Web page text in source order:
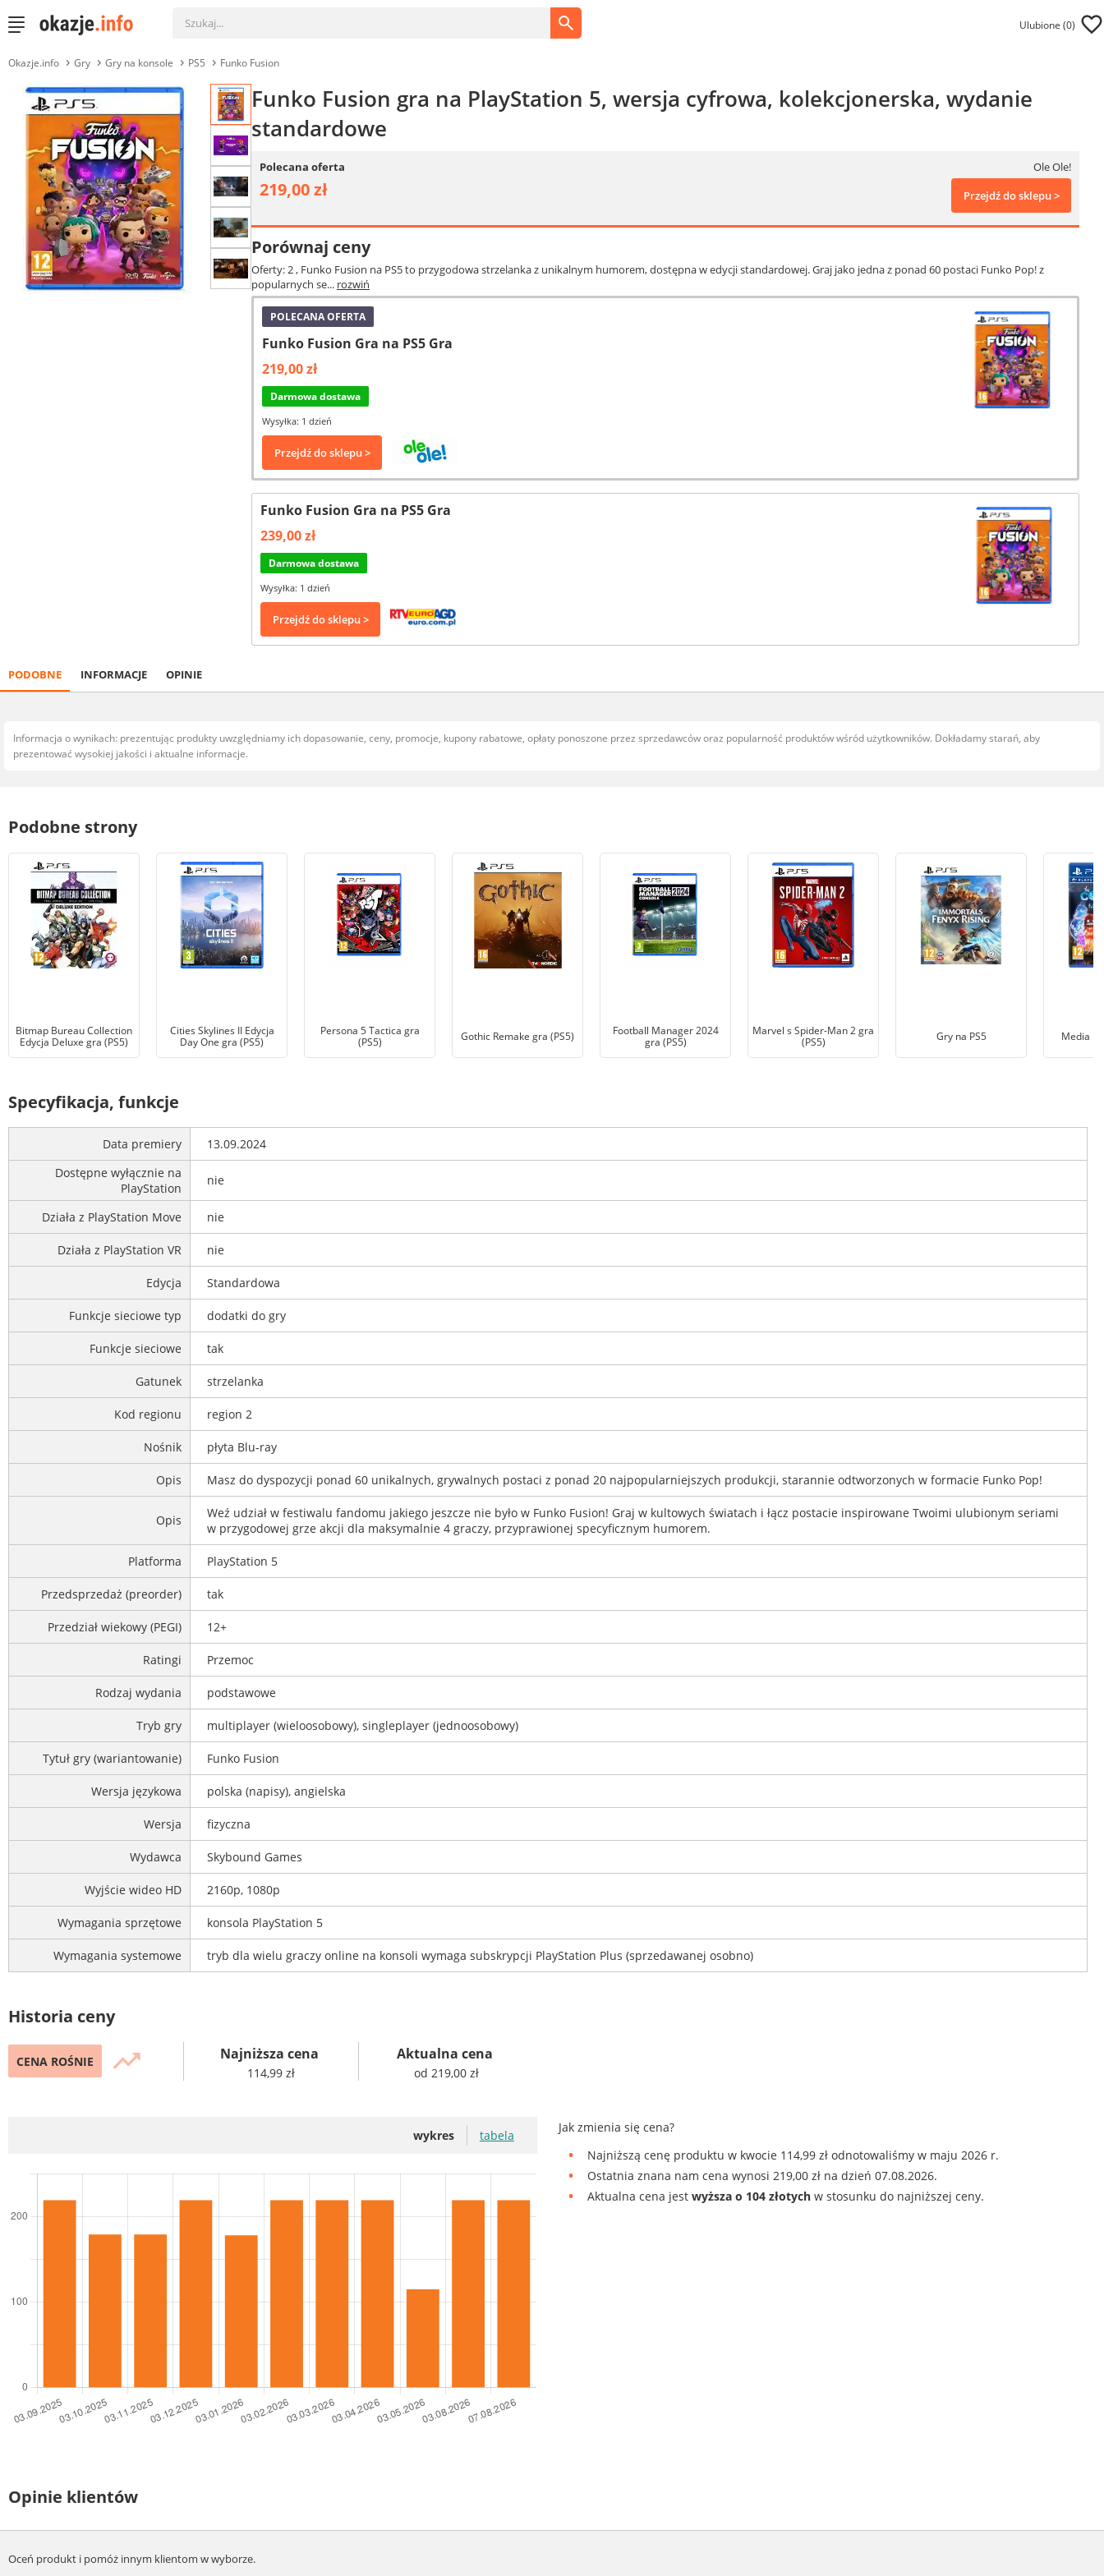
Ulubione (0)
Okazje.info Gry Gry na konsole PS5 Funko Fusion
Funko Fusion gra na PlayStation 5, wersja cyfrowa, kolekcjonerska, wydanie
standardowe
Polecana oferta Ole Ole!
219,00 zł Przejdź do sklepu >
Porównaj ceny
Oferty: 2, Funko Fusion na PS5 to przygodowa strzelanka z unikalnym humorem, dostępna w edycji standardowej. Graj jako jedna z ponad 60 postaci Funko Pop! z
popularnych se... rozwiń
POLECANA OFERTA
Funko Fusion Gra na PS5 Gra
219,00 zł
Darmowa dostawa
Wysyłka: 1 dzień
Przejdź do sklepu >
Funko Fusion Gra na PS5 Gra
239,00 zł
Darmowa dostawa
Wysyłka: 1 dzień
Przejdź do sklepu >
PODOBNE INFORMACJE OPINIE
Informacja o wynikach: prezentując produkty uwzględniamy ich dopasowanie, ceny, promocje, kupony rabatowe, opłaty ponoszone przez sprzedawców oraz popularność produktów wśród użytkowników. Dokładamy starań, aby
prezentować wysokiej jakości i aktualne informacje.
Podobne strony
Bitmap Bureau Collection
Edycja Deluxe gra (PS5)
Cities Skylines II Edycja
Day One gra (PS5)
Persona 5 Tactica gra
(PS5)
Gothic Remake gra (PS5)
Football Manager 2024
gra (PS5)
Marvel s Spider-Man 2 gra
(PS5)
Gry na PS5 Media
Specyfikacja, funkcje
Data premiery
13.09.2024
Dostępne wyłącznie na
PlayStation
nie
Działa z PlayStation Move nie
Działa z PlayStation VR nie
Edycja Standardowa
Funkcje sieciowe typ dodatki do gry
Funkcje sieciowe tak
Gatunek strzelanka
Kod regionu region 2
Nośnik płyta Blu-ray
Opis Masz do dyspozycji ponad 60 unikalnych, grywalnych postaci z ponad 20 najpopularniejszych produkcji, starannie odtworzonych w formacie Funko Pop!
Opis
Weź udział w festiwalu fandomu jakiego jeszcze nie było w Funko Fusion! Graj w kultowych światach i łącz postacie inspirowane Twoimi ulubionym seriami
w przygodowej grze akcji dla maksymalnie 4 graczy, przyprawionej specyficznym humorem.
Platforma PlayStation 5
Przedsprzedaż (preorder) tak
Przedział wiekowy (PEGI) 12+
Ratingi Przemoc
Rodzaj wydania podstawowe
Tryb gry multiplayer (wieloosobowy), singleplayer (jednoosobowy)
Tytuł gry (wariantowanie) Funko Fusion
Wersja językowa polska (napisy), angielska
Wersja fizyczna
Wydawca Skybound Games
Wyjście wideo HD 2160p, 1080p
Wymagania sprzętowe konsola PlayStation 5
Wymagania systemowe tryb dla wielu graczy online na konsoli wymaga subskrypcji PlayStation Plus (sprzedawanej osobno)
Historia ceny
CENA ROŚNIE trending_up Najniższa cena
114,99 zł
Aktualna cena
od 219,00 zł
wykres tabela
Jak zmienia się cena?
Najniższą cenę produktu w kwocie 114,99 zł odnotowaliśmy w maju 2026 r.
Ostatnia znana nam cena wynosi 219,00 zł na dzień 07.08.2026.
Aktualna cena jestwyższa o 104 złotych w stosunku do najniższej ceny.
Opinie klientów
Oceń produkt i pomóż innym klientom w wyborze.